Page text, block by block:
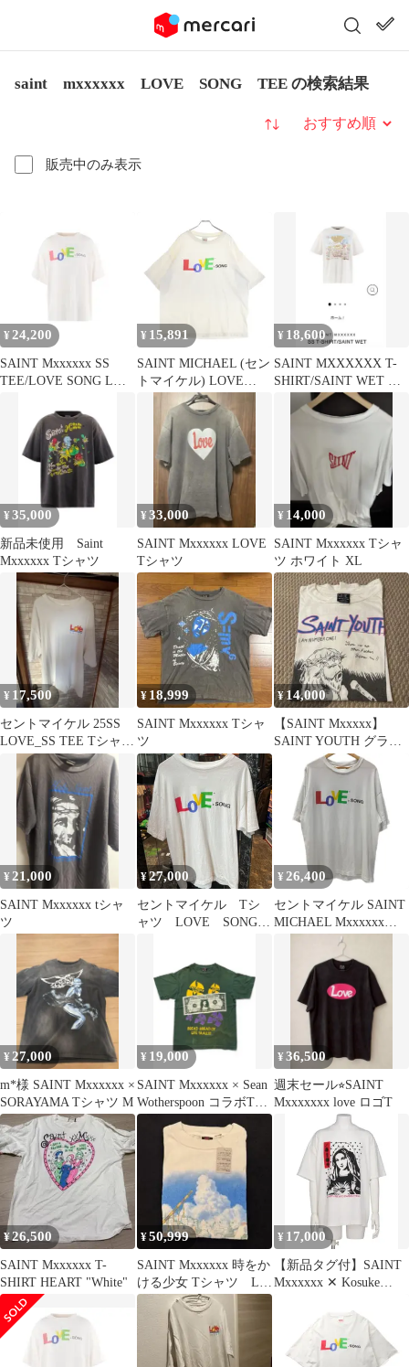
saint mxxxxxx LOVE SONG TEE の検索結果
販売中のみ表示
並び替え
¥ 24,200
SAINT Mxxxxxx SS
TEE/LOVE SONG Lサ
¥ 15,891
SAINT MICHAEL (セン
トマイケル) LOVE
SONG SS TEE ラブソ
ング フロントプリント
半袖カットソー SM-
HR8-0000-019 ホワイト
¥ 18,600
SAINT MXXXXXX T-
SHIRT/SAINT WET セ
ントマイケル
¥35,000
新品未使用 Saint
Mxxxxxx Tシャツ
¥33,000
SAINT Mxxxxxx LOVE
Tシャツ
¥ 14,000
SAINT Mxxxxxx Tシャ
ツ ホワイト XL
¥ 17,500
セントマイケル 25SS
LOVE_SS TEE Tシャツ
ダメージ加工 XXL
¥ 18,999
SAINT Mxxxxxx Tシャ
ツ
¥14,000
【SAINT Mxxxxx】
SAINT YOUTH グラフ
ィック Tシャツ
¥ 21,000
SAINT Mxxxxxx tシャ
ツ
¥27,000
セントマイケル Tシ
ャツ LOVE SONGプ
¥ 26,400
セントマイケル SAINT
MICHAEL Mxxxxxx
LOVE SONG SS TEE
SM-HR8-0000-019 Tシ
ャツ ホワイト XLサイ
ズ 201MT-6163
¥ 27,000
m*様 SAINT Mxxxxxx ×
SORAYAMA Tシャツ M
¥ 19,000
SAINT Mxxxxxx × Sean
Wotherspoon コラボTシ
ャツ
¥36,500
週末セール⭐︎SAINT
Mxxxxxxx love ロゴT
¥26,500
SAINT Mxxxxxx T-
SHIRT HEART "White"
¥50,999
SAINT Mxxxxxx 時をか
ける少女 Tシャツ Lサ
イズ
¥ 17,000
【新品タグ付】SAINT
Mxxxxxx ✕ Kosuke